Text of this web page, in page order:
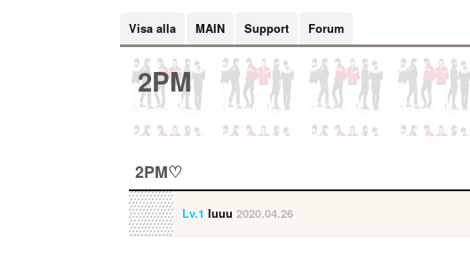
Visa alla MAIN Support Forum
2PM
2PM♡
Lv.1 luuu 2020.04.26